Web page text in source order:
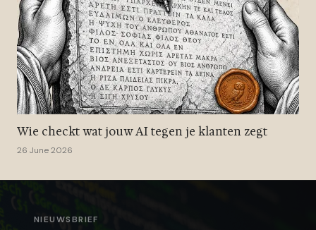
Wie checkt wat jouw AI tegen je klanten zegt
26 June 2026
NIEUWSBRIEF